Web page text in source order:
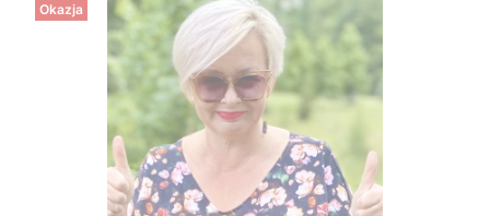
Okazja